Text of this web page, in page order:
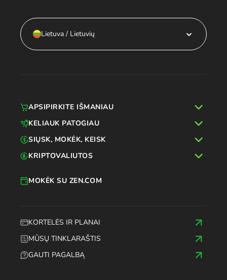
Lietuva / Lietuvių
KORTELĖS IR PLANAI
MŪSŲ TINKLARAŠTIS
GAUTI PAGALBĄ
MOKĖK SU ZEN.COM
APSIPIRKITE IŠMANIAU
KELIAUK PATOGIAU
SIŲSK, MOKĖK, KEISK
KRIPTOVALIUTOS